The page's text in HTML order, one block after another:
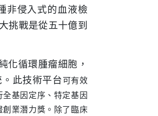
非侵入式的血液檢
挑戰是從五十億到
化循環腫瘤細胞，
此技術平台可有效
基因定序、特定基因
業潛力獎。除了臨床